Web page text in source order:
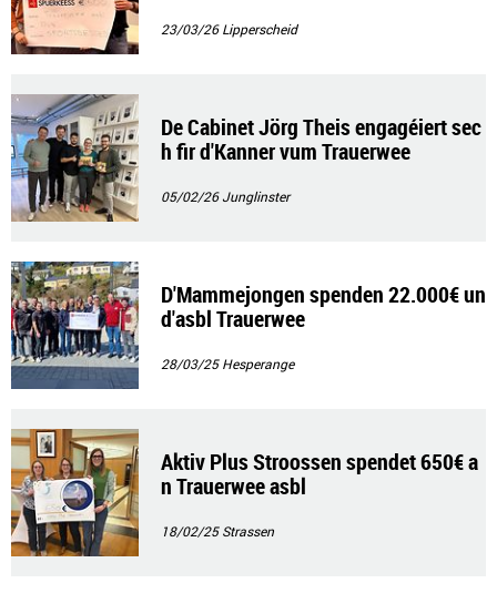
23/03/26Lipperscheid
De Cabinet Jörg Theis engagéiert sec
h fir d'Kanner vum Trauerwee
05/02/26Junglinster
D'Mammejongen spenden 22.000€ un
d'asbl Trauerwee
28/03/25Hesperange
Aktiv Plus Stroossen spendet 650€ a
n Trauerwee asbl
18/02/25Strassen